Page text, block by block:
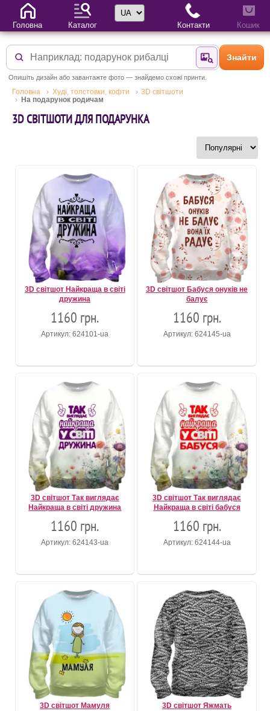
Знайти за
Знайти
Опишіть дизайн або завантажте фото — знайдемо схожі принти.
Головна Худі, толстовки, кофти
3D світшоти
На подарунок родичам
3D СВІТШОТИ ДЛЯ ПОДАРУНКА
3D світшот Найкраща в світі
дружина
1160 грн.
Артикул: 624101-ua
3D світшот Бабуся онуків не
балує
1160 грн.
Артикул: 624145-ua
3D світшот Так виглядає
Найкраща в світі дружина
1160 грн.
Артикул: 624143-ua
3D світшот Так виглядає
Найкраща в світі бабуся
1160 грн.
Артикул: 624144-ua
3D світшот Мамуля 3D світшот Яжмать
Головна Каталог
Вибір мови
Контакти Кошик